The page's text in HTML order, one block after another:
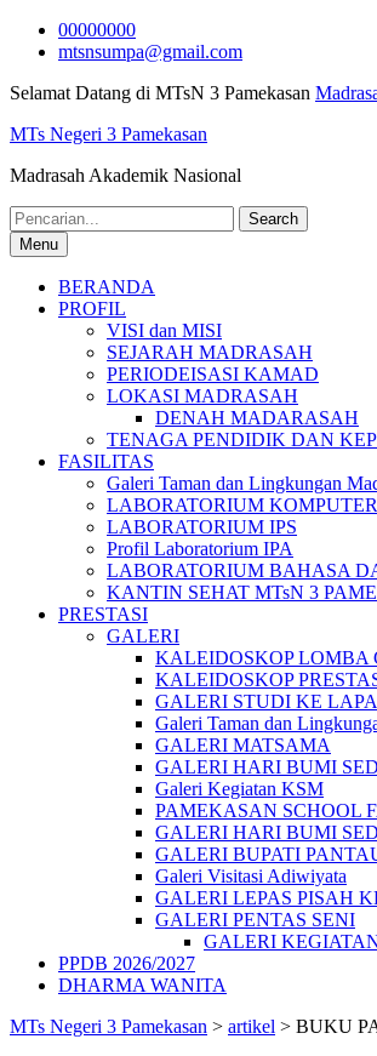
Skip
00000000
mtsnsumpa@gmail.com
Selamat Datang di MTsN 3 Pamekasan
MTs Negeri 3 Pamekasan
Madrasah Akademik Nasional
Search
for:Menu
BERANDA
PROFIL
VISI dan MISI
SEJARAH MADRASAH
PERIODEISASI KAMAD
LOKASI MADRASAH
DENAH MADARASAH
TENAGA PENDIDIK DAN
FASILITAS
Galeri Taman dan Lingkungan
LABORATORIUM KOMPUTER
LABORATORIUM IPS
Profil Laboratorium IPA
LABORATORIUM BAHASA
KANTIN SEHAT MTsN 3
PRESTASI
GALERI
KALEIDOSKOP LOMBA
KALEIDOSKOP
GALERI STUDI KE
Galeri Taman dan
GALERI MATSAMA
GALERI HARI BUMI
Galeri Kegiatan KSM
PAMEKASAN SCHOOL
GALERI HARI BUMI
GALERI BUPATI
Galeri Visitasi Adiwiyata
GALERI LEPAS PISAH
GALERI PENTAS SENI
GALERI
PPDB 2026/2027
DHARMA WANITA
MTs Negeri 3 Pamekasan > artikel > BUKU